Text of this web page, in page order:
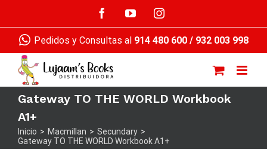
contenido
FacebookYouTubeInstagram
Pedidos y Consultas al 914 480 600/ 932 003 998
Gateway TO THE WORLD Workbook
A1+
Inicio > Macmillan > Secundary >
Gateway TO THE WORLD Workbook A1+